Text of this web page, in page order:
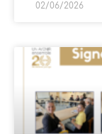
02/06/2026